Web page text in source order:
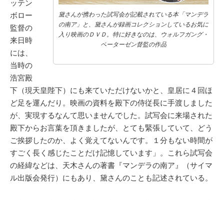
黛さんが携わった試写会が記載されている本「マンデラ
の南ア」と、黛さんが録画コレクションしているお気に
入り映画のＤＶＤ。特に好きなのは、ウォルフガング・
ペーターゼン督監の作品
ッテン
ボロー
監督の
来日時
には、
当時の
浩宮殿
下（現天皇陛下）にも来ていただけないかと、皇居に４回ほ
ど足を運んだり。映画の資料を殿下の侍従長に手渡しました
が、実現するなんて思いませんでした。試写会に来場された
殿下からお言葉を頂きましたが、とても緊張していて、どう
ご挨拶したのか、よく覚えてないんです。１分もない時間が
すごく長く感じたことだけ記憶しています」。これら試写会
の経緯などは、天木さんの著書『マンデラの南ア』（サイマ
ル出版会発行）にもあり、黛さんのことも記述されている。